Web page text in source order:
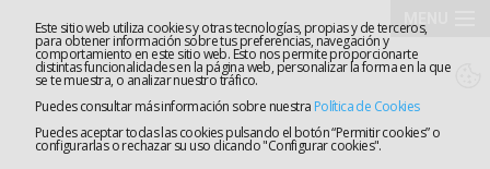
Este sitio web utiliza cookies y otras tecnologías, propias y de terceros,
para obtener información sobre tus preferencias, navegación y
comportamiento en este sitio web. Esto nos permite proporcionarte
distintas funcionalidades en la página web, personalizar la forma en la que
se te muestra, o analizar nuestro tráfico.
Puedes consultar más información sobre nuestra Política de Cookies
Puedes aceptar todas las cookies pulsando el botón “Permitir cookies” o
configurarlas o rechazar su uso clicando "Configurar cookies".
Elkargoa